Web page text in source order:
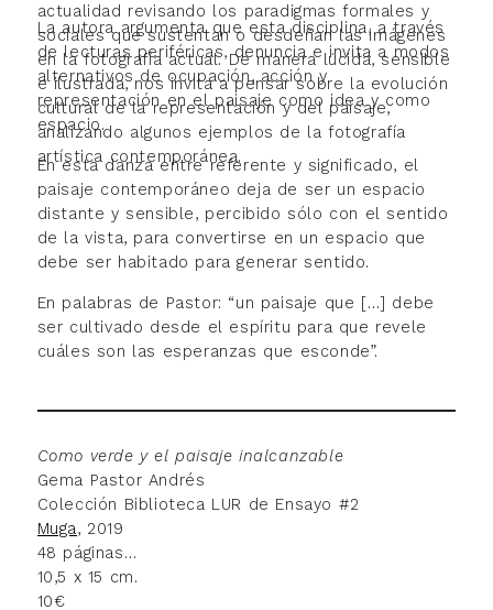
actualidad revisando los paradigmas formales y
sociales que sustentan o desdeñan las imágenes
en la fotografía actual. De manera lúcida, sensible
e ilustrada, nos invita a pensar sobre la evolución
cultural de la representación y del paisaje,
analizando algunos ejemplos de la fotografía
artística contemporánea.
La autora argumenta que esta disciplina, a través
de lecturas periféricas, denuncia e invita a modos
alternativos de ocupación, acción y
representación en el paisaje como idea y como
espacio.
En esta danza entre referente y significado, el
paisaje contemporáneo deja de ser un espacio
distante y sensible, percibido sólo con el sentido
de la vista, para convertirse en un espacio que
debe ser habitado para generar sentido.
En palabras de Pastor: “un paisaje que […] debe
ser cultivado desde el espíritu para que revele
cuáles son las esperanzas que esconde”.
Como verde y el paisaje inalcanzable
Gema Pastor Andrés
Colección Biblioteca LUR de Ensayo #2
Muga, 2019
48 páginas
10,5 x 15 cm.
10€